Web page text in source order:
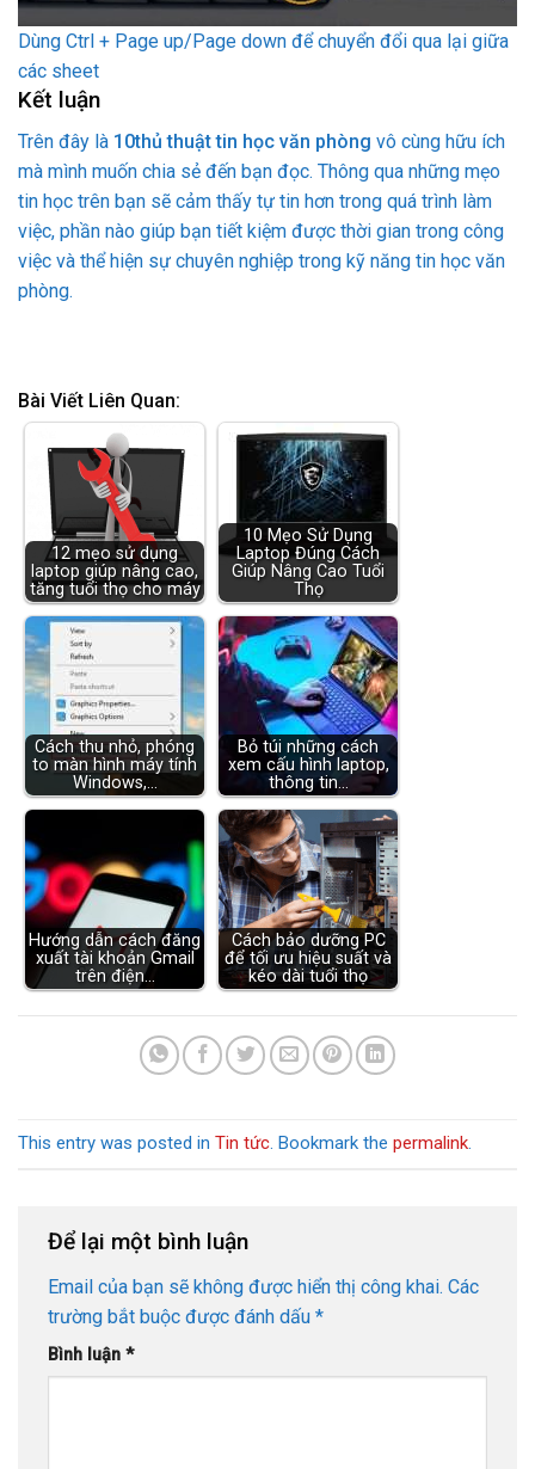
Dùng Ctrl + Page up/Page down để chuyển đổi qua lại giữa
các sheet
Kết luận
Trên đây là 10thủ thuật tin học văn phòng vô cùng hữu ích
mà mình muốn chia sẻ đến bạn đọc. Thông qua những mẹo
tin học trên bạn sẽ cảm thấy tự tin hơn trong quá trình làm
việc, phần nào giúp bạn tiết kiệm được thời gian trong công
việc và thể hiện sự chuyên nghiệp trong kỹ năng tin học văn
phòng.
Bài Viết Liên Quan:
12 mẹo sử dụng
laptop giúp nâng cao,
tăng tuổi thọ cho máy
10 Mẹo Sử Dụng
Laptop Đúng Cách
Giúp Nâng Cao Tuổi
Thọ
Cách thu nhỏ, phóng
to màn hình máy tính
Windows,…
Bỏ túi những cách
xem cấu hình laptop,
thông tin…
Hướng dẫn cách đăng
xuất tài khoản Gmail
trên điện…
Cách bảo dưỡng PC
để tối ưu hiệu suất và
kéo dài tuổi thọ
This entry was posted in Tin tức. Bookmark the permalink.
Để lại một bình luận
Email của bạn sẽ không được hiển thị công khai. Các
trường bắt buộc được đánh dấu *
Bình luận *